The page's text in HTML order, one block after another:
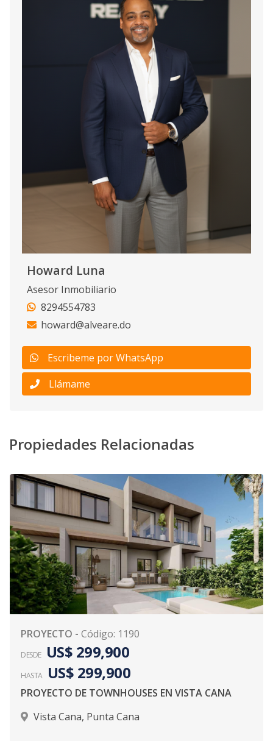
Howard Luna
Asesor Inmobiliario
8294554783
howard@alveare.do
Escribeme por WhatsApp
Llámame
Propiedades Relacionadas
PROYECTO - Código: 1190
DESDE US$ 299,900
HASTA US$ 299,900
PROYECTO DE TOWNHOUSES EN VISTA CANA
Vista Cana, Punta Cana